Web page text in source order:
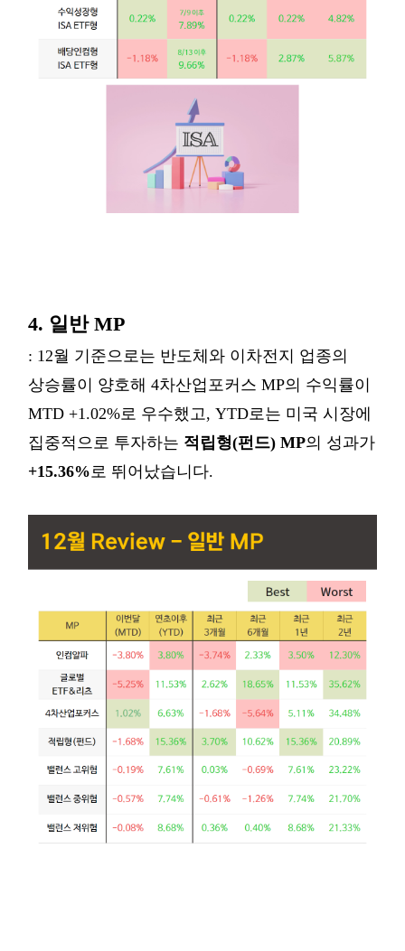
4. 일반 MP
: 12월 기준으로는 반도체와 이차전지 업종의
상승률이 양호해 4차산업포커스 MP의 수익률이
MTD +1.02%로 우수했고, YTD로는 미국 시장에
집중적으로 투자하는 적립형(펀드) MP의 성과가
+15.36%로 뛰어났습니다.